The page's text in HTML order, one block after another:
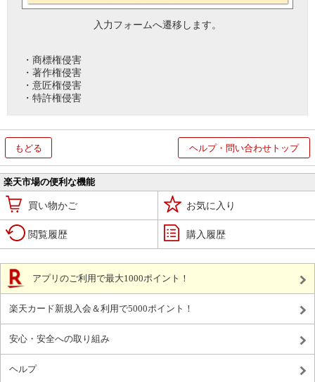
入力フォームへ遷移します。
・商標権侵害
・著作権侵害
・意匠権侵害
・特許権侵害
もどる ヘルプ・問い合わせトップ
楽天市場の便利な機能
買い物かご お気に入り
閲覧履歴 購入履歴
アプリのご利用で最大1000ポイント！
楽天カード新規入会＆利用で5000ポイント！
安心・安全への取り組み
ヘルプ